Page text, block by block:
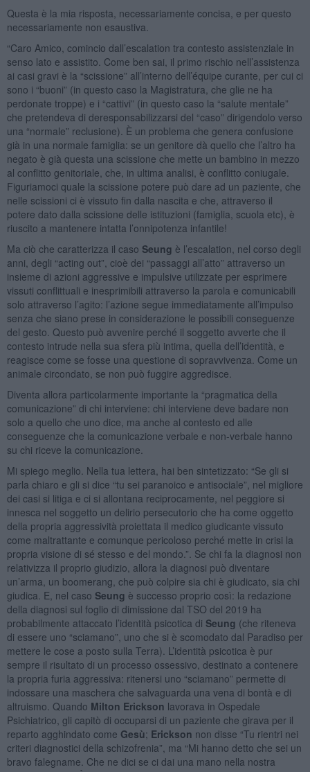
Questa è la mia risposta, necessariamente concisa, e per questo
necessariamente non esaustiva.
“Caro Amico, comincio dall’escalation tra contesto assistenziale in
senso lato e assistito. Come ben sai, il primo rischio nell’assistenza
ai casi gravi è la “scissione” all’interno dell’équipe curante, per cui ci
sono i “buoni” (in questo caso la Magistratura, che glie ne ha
perdonate troppe) e i “cattivi” (in questo caso la “salute mentale”
che pretendeva di deresponsabilizzarsi del “caso” dirigendolo verso
una “normale” reclusione). È un problema che genera confusione
già in una normale famiglia: se un genitore dà quello che l’altro ha
negato è già questa una scissione che mette un bambino in mezzo
al conflitto genitoriale, che, in ultima analisi, è conflitto coniugale.
Figuriamoci quale la scissione potere può dare ad un paziente, che
nelle scissioni ci è vissuto fin dalla nascita e che, attraverso il
potere dato dalla scissione delle istituzioni (famiglia, scuola etc), è
riuscito a mantenere intatta l’onnipotenza infantile!
Ma ciò che caratterizza il caso Seung è l’escalation, nel corso degli
anni, degli “acting out”, cioè dei “passaggi all’atto” attraverso un
insieme di azioni aggressive e impulsive utilizzate per esprimere
vissuti conflittuali e inesprimibili attraverso la parola e comunicabili
solo attraverso l’agito: l’azione segue immediatamente all’impulso
senza che siano prese in considerazione le possibili conseguenze
del gesto. Questo può avvenire perché il soggetto avverte che il
contesto intrude nella sua sfera più intima, quella dell’identità, e
reagisce come se fosse una questione di sopravvivenza. Come un
animale circondato, se non può fuggire aggredisce.
Diventa allora particolarmente importante la “pragmatica della
comunicazione” di chi interviene: chi interviene deve badare non
solo a quello che uno dice, ma anche al contesto ed alle
conseguenze che la comunicazione verbale e non-verbale hanno
su chi riceve la comunicazione.
Mi spiego meglio. Nella tua lettera, hai ben sintetizzato: “Se gli si
parla chiaro e gli si dice “tu sei paranoico e antisociale”, nel migliore
dei casi si litiga e ci si allontana reciprocamente, nel peggiore si
innesca nel soggetto un delirio persecutorio che ha come oggetto
della propria aggressività proiettata il medico giudicante vissuto
come maltrattante e comunque pericoloso perché mette in crisi la
propria visione di sé stesso e del mondo.”. Se chi fa la diagnosi non
relativizza il proprio giudizio, allora la diagnosi può diventare
un’arma, un boomerang, che può colpire sia chi è giudicato, sia chi
giudica. E, nel caso Seung è successo proprio così: la redazione
della diagnosi sul foglio di dimissione dal TSO del 2019 ha
probabilmente attaccato l’identità psicotica di Seung (che riteneva
di essere uno “sciamano”, uno che si è scomodato dal Paradiso per
mettere le cose a posto sulla Terra). L’identità psicotica è pur
sempre il risultato di un processo ossessivo, destinato a contenere
la propria furia aggressiva: ritenersi uno “sciamano” permette di
indossare una maschera che salvaguarda una vena di bontà e di
altruismo. Quando Milton Erickson lavorava in Ospedale
Psichiatrico, gli capitò di occuparsi di un paziente che girava per il
reparto agghindato come Gesù; Erickson non disse “Tu rientri nei
criteri diagnostici della schizofrenia”, ma “Mi hanno detto che sei un
bravo falegname. Che ne dici se ci dai una mano nella nostra